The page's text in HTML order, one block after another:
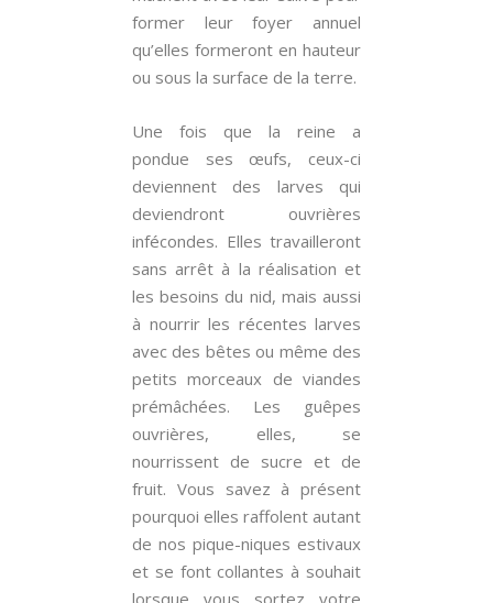
former leur foyer annuel
qu’elles formeront en hauteur
ou sous la surface de la terre.
Une fois que la reine a
pondue ses œufs, ceux-ci
deviennent des larves qui
deviendront ouvrières
infécondes. Elles travailleront
sans arrêt à la réalisation et
les besoins du nid, mais aussi
à nourrir les récentes larves
avec des bêtes ou même des
petits morceaux de viandes
prémâchées. Les guêpes
ouvrières, elles, se
nourrissent de sucre et de
fruit. Vous savez à présent
pourquoi elles raffolent autant
de nos pique-niques estivaux
et se font collantes à souhait
lorsque vous sortez votre